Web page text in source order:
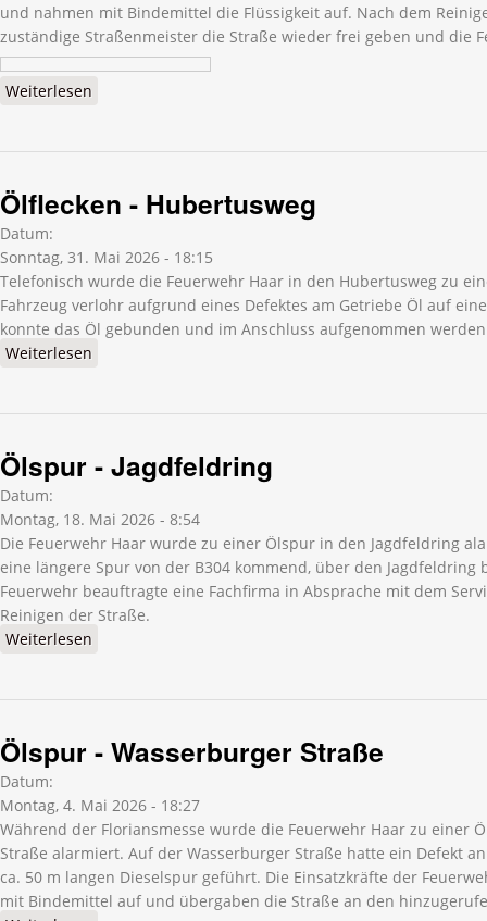
und nahmen mit Bindemittel die Flüssigkeit auf. Nach dem
zuständige Straßenmeister die Straße wieder frei geben und die
Weiterlesen
Ölflecken - Hubertusweg
Datum:
Sonntag, 31. Mai 2026 - 18:15
Telefonisch wurde die Feuerwehr Haar in den Hubertusweg zu
Fahrzeug verlohr aufgrund eines Defektes am Getriebe Öl auf
konnte das Öl gebunden und im Anschluss aufgenommen
Weiterlesen
Ölspur - Jagdfeldring
Datum:
Montag, 18. Mai 2026 - 8:54
Die Feuerwehr Haar wurde zu einer Ölspur in den Jagdfeldring
eine längere Spur von der B304 kommend, über den Jagdfeldring
Feuerwehr beauftragte eine Fachfirma in Absprache mit dem
Reinigen der Straße.
Weiterlesen
Ölspur - Wasserburger Straße
Datum:
Montag, 4. Mai 2026 - 18:27
Während der Floriansmesse wurde die Feuerwehr Haar zu einer
Straße alarmiert. Auf der Wasserburger Straße hatte ein Defekt
ca. 50 m langen Dieselspur geführt. Die Einsatzkräfte der
mit Bindemittel auf und übergaben die Straße an den